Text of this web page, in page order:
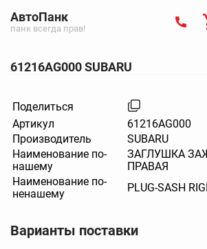
АвтоПанк
панк всегда прав!
61216AG000 SUBARU
Поделиться
Артикул
61216AG000
Производитель
SUBARU
Наименование по-
нашему
ЗАГЛУШКА
ПРАВАЯ
Наименование по-
ненашему
PLUG-SASH
Варианты поставки